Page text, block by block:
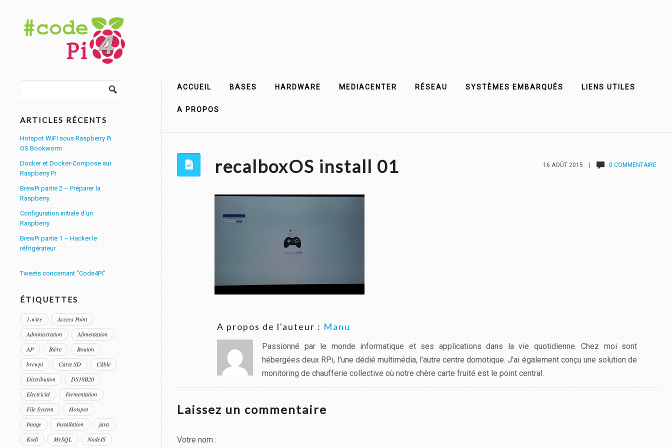
ACCUEIL BASES HARDWARE MEDIACENTER RÉSEAU SYSTÈMES EMBARQUÉS LIENS UTILES
A PROPOS
16 AOÛT 2015 | 0 COMMENTAIRE
recalboxOS install 01
A propos de l'auteur : Manu
Passionné par le monde informatique et ses applications dans la vie quotidienne. Chez moi sont
hébergées deux RPi, l'une dédié multimédia, l'autre centre domotique. J'ai également conçu une solution de
monitoring de chaufferie collective où notre chère carte fruité est le point central.
Laissez un commentaire
Votre nom :
Rechercher :
ARTICLES RÉCENTS
Hotspot WiFi sous Raspberry Pi
OS Bookworm
Docker et Docker-Compose sur
Raspberry Pi
BrewPi partie 2 – Préparer la
Raspberry
Configuration initiale d’un
Raspberry
BrewPi partie 1 – Hacker le
réfrigérateur
Tweets concernant "Code4Pi"
ÉTIQUETTES
1-wire
Access Point
Administration
Alimentation
AP
Bière
Bouton
brewpi
Carte SD
Câble
Distribution
DS18B20
Electricité
Fermentation
File System
Hotspot
Image
Installation
java
Kodi
MySQL NodeJS